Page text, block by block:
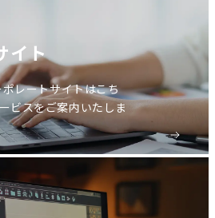
イト
レートサイトはこち
ビスをご案内いたしま